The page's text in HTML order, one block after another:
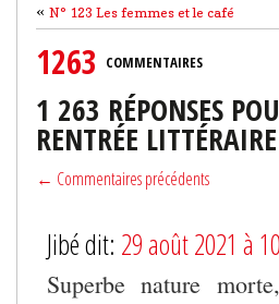
« N° 123 Les femmes et le café
1263 COMMENTAIRES
1 263 RÉPONSES
RENTRÉE LITTÉRAIRE
← Commentaires précédents
Jibé dit: 29 août 2021 à
Superbe nature